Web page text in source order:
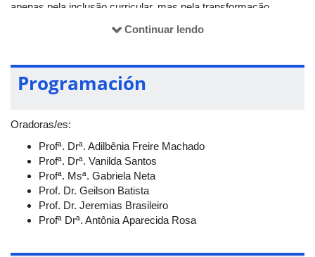
apenas pela inclusão curricular, mas pela transformação
meio de mesas-redondas e apresentações, o seminário visa
articular saberes acadêmicos e tradicionais, buscando construir
comprometida com a justiça epistemológica. As inscrições
do seminário.
Continuar lendo
Programación
Oradoras/es:
Profª. Drª. Adilbênia Freire Machado
Profª. Drª. Vanilda Santos
Profª. Msª. Gabriela Neta
Prof. Dr. Geilson Batista
Prof. Dr. Jeremias Brasileiro
Profª Drª. Antônia Aparecida Rosa